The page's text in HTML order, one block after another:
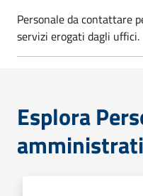
Personale da contattare
servizi erogati dagli uffici.
Esplora